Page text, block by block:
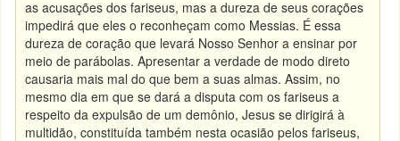
as acusações dos fariseus, mas a dureza de seus corações
impedirá que eles o reconheçam como Messias. É essa
dureza de coração que levará Nosso Senhor a ensinar por
meio de parábolas. Apresentar a verdade de modo direto
causaria mais mal do que bem a suas almas. Assim, no
mesmo dia em que se dará a disputa com os fariseus a
respeito da expulsão de um demônio, Jesus se dirigirá à
multidão, constituída também nesta ocasião pelos fariseus,